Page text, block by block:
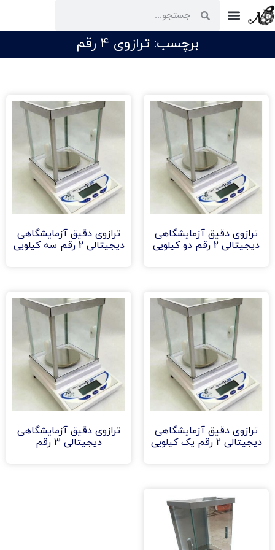
برچسب: ترازوی 4 رقم
ترازوی دقیق آزمایشگاهی
دیجیتالی 2 رقم دو کیلویی
ترازوی دقیق آزمایشگاهی
دیجیتالی 2 رقم سه کیلویی
ترازوی دقیق آزمایشگاهی
دیجیتالی 2 رقم یک کیلویی
ترازوی دقیق آزمایشگاهی
دیجیتالی 3 رقم